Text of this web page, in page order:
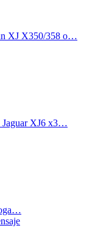
XJ X350/358 o…
Jaguar XJ6 x3…